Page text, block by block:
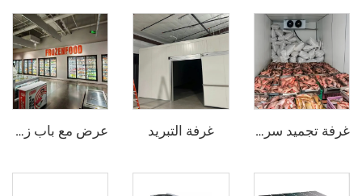
غرفة تجميد سريع غرفة التبريد عرض مع باب زجاجي مبرد / ثلاجة دخولية